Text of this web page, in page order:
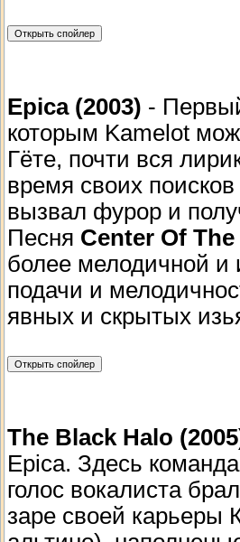
Epica (2003) -
которым Kamelot
Гёте, почти вся
время своих
вызвал фурор и
Песня Сenter Of
более мелодичной и
подачи и
явных и скрытых
The Black Halo
Epica. Здесь
голос вокалиста
заре своей карьеры